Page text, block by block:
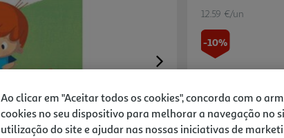
Next
Com abas
12.59 €/un
-10%
12,59 €
Notas de
Ao clicar em "Aceitar todos os cookies", concorda com o
cookies no seu dispositivo para melhorar a navegação no
utilização do site e ajudar nas nossas iniciativas de